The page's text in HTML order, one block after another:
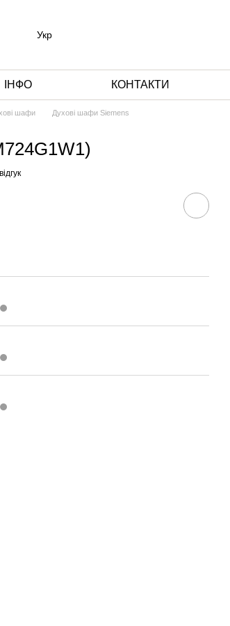
Укр
ІНФО КОНТАКТИ
шафи
Духові шафи Siemens